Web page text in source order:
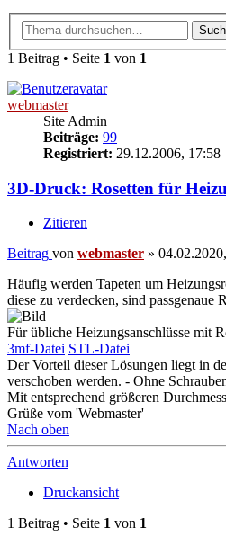
1 Beitrag • Seite 1 von 1
webmaster
Site Admin
Beiträge: 99
Registriert: 29.12.2006, 17:58
3D-Druck: Rosetten für
Zitieren
Beitrag von webmaster »
Häufig werden Tapeten um
diese zu verdecken, sind passgenaue
Für übliche Heizungsanschlüsse mit
3mf-Datei STL-Datei
Der Vorteil dieser Lösungen liegt in
verschoben werden. - Ohne
Mit entsprechend größeren
Grüße vom 'Webmaster'
Nach oben
Antworten
Druckansicht
1 Beitrag • Seite 1 von 1